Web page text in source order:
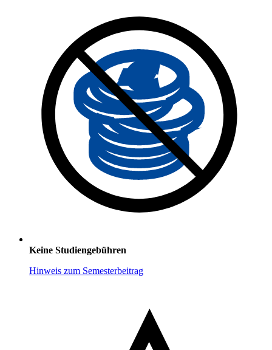
Keine Studiengebühren
Hinweis zum Semesterbeitrag